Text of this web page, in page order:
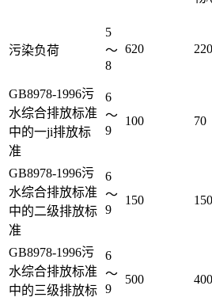
污染负荷
5
～
8
620 220
GB8978-1996污
水综合排放标准
中的一ji排放标
准
6
～
9
100 70
GB8978-1996污
水综合排放标准
中的二级排放标
准
6
～
9
150 150
GB8978-1996污
水综合排放标准
中的三级排放标
6
～
9
500 400